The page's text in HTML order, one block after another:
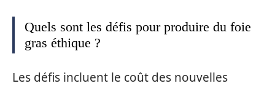
Quels sont les défis pour produire du foie
gras éthique ?
Les défis incluent le coût des nouvelles